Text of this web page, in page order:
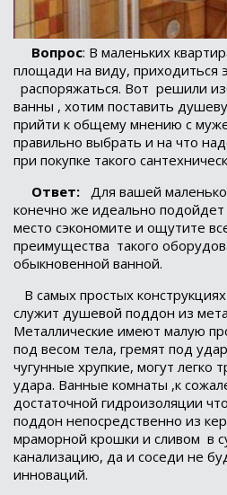
Вопрос: В маленьких
площади на виду, приходиться
распоряжаться. Вот решили
ванны , хотим поставить
прийти к общему мнению с
правильно выбрать и на что
при покупке такого
Ответ:
Для вашей
конечно же идеально
место сэкономите и ощутите
преимущества такого
обыкновенной ванной.
В самых простых
служит душевой поддон из
Металлические имеют малую
под весом тела, гремят под
чугунные хрупкие, могут легко
удара. Ванные комнаты ,к
достаточной гидроизоляции
поддон непосредственно из
мраморной крошки и сливом в
канализацию, да и соседи не
инноваций.